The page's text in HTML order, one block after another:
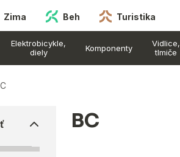
Zima Beh Turistika
Elektrobicykle,
diely
Komponenty
Vidlice,
tlmiče
BC